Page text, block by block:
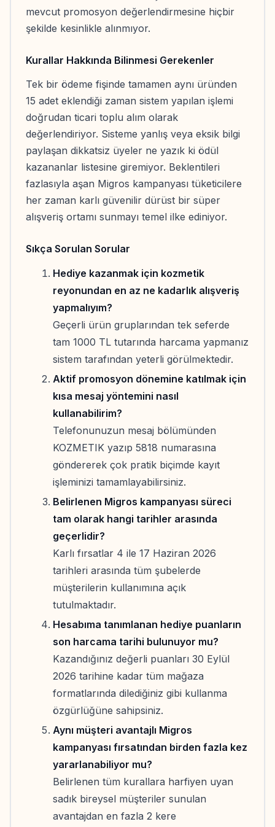
mevcut promosyon değerlendirmesine hiçbir
şekilde kesinlikle alınmıyor.
Kurallar Hakkında Bilinmesi Gerekenler
Tek bir ödeme fişinde tamamen aynı üründen
15 adet eklendiği zaman sistem yapılan işlemi
doğrudan ticari toplu alım olarak
değerlendiriyor. Sisteme yanlış veya eksik bilgi
paylaşan dikkatsiz üyeler ne yazık ki ödül
kazananlar listesine giremiyor. Beklentileri
fazlasıyla aşan Migros kampanyası tüketicilere
her zaman karlı güvenilir dürüst bir süper
alışveriş ortamı sunmayı temel ilke ediniyor.
Sıkça Sorulan Sorular
Hediye kazanmak için kozmetik
reyonundan en az ne kadarlık alışveriş
yapmalıyım?
Geçerli ürün gruplarından tek seferde
tam 1000 TL tutarında harcama yapmanız
sistem tarafından yeterli görülmektedir.
Aktif promosyon dönemine katılmak için
kısa mesaj yöntemini nasıl
kullanabilirim?
Telefonunuzun mesaj bölümünden
KOZMETIK yazıp 5818 numarasına
göndererek çok pratik biçimde kayıt
işleminizi tamamlayabilirsiniz.
Belirlenen Migros kampanyası süreci
tam olarak hangi tarihler arasında
geçerlidir?
Karlı fırsatlar 4 ile 17 Haziran 2026
tarihleri arasında tüm şubelerde
müşterilerin kullanımına açık
tutulmaktadır.
Hesabıma tanımlanan hediye puanların
son harcama tarihi bulunuyor mu?
Kazandığınız değerli puanları 30 Eylül
2026 tarihine kadar tüm mağaza
formatlarında dilediğiniz gibi kullanma
özgürlüğüne sahipsiniz.
Aynı müşteri avantajlı Migros
kampanyası fırsatından birden fazla kez
yararlanabiliyor mu?
Belirlenen tüm kurallara harfiyen uyan
sadık bireysel müşteriler sunulan
avantajdan en fazla 2 kere